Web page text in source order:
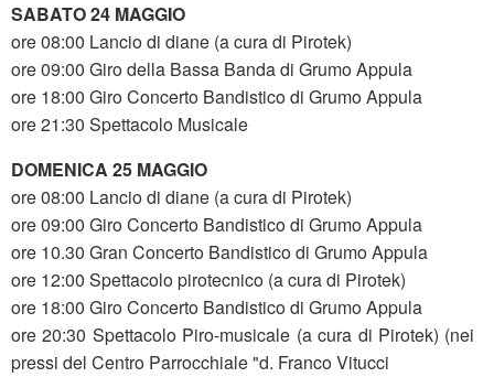
SABATO 24 MAGGIO
ore 08:00 Lancio di diane (a cura di Pirotek)
ore 09:00 Giro della Bassa Banda di Grumo Appula
ore 18:00 Giro Concerto Bandistico di Grumo Appula
ore 21:30 Spettacolo Musicale
DOMENICA 25 MAGGIO
ore 08:00 Lancio di diane (a cura di Pirotek)
ore 09:00 Giro Concerto Bandistico di Grumo Appula
ore 10.30 Gran Concerto Bandistico di Grumo Appula
ore 12:00 Spettacolo pirotecnico (a cura di Pirotek)
ore 18:00 Giro Concerto Bandistico di Grumo Appula
ore 20:30 Spettacolo Piro-musicale (a cura di Pirotek) (nei
pressi del Centro Parrocchiale "d. Franco Vitucci